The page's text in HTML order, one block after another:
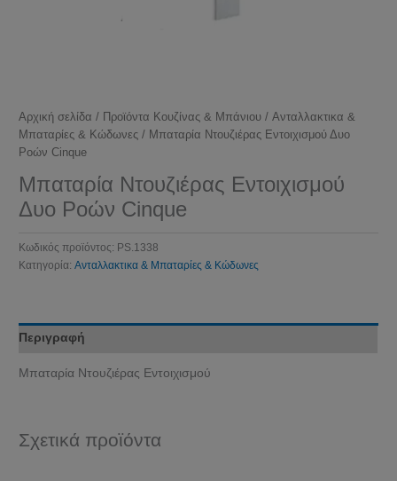
Αρχική σελίδα / Προϊόντα Κουζίνας & Μπάνιου /Ανταλλακτικα &
Μπαταρίες & Κώδωνες / Μπαταρία Ντουζιέρας Εντοιχισμού Δυο
Ροών Cinque
Μπαταρία Ντουζιέρας Εντοιχισμού
Δυο Ροών Cinque
Κωδικός προϊόντος: PS.1338
Κατηγορία:Ανταλλακτικα & Μπαταρίες & Κώδωνες
Περιγραφή
Μπαταρία Ντουζιέρας Εντοιχισμού
Σχετικά προϊόντα